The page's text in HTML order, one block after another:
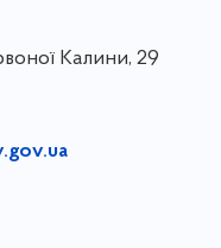
Калини, 29